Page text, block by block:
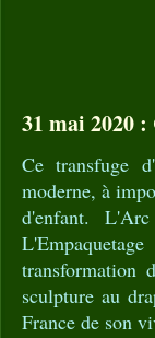
31 mai 2020
Ce transfuge
moderne, à
d'enfant.
transformation
sculpture au
France de son